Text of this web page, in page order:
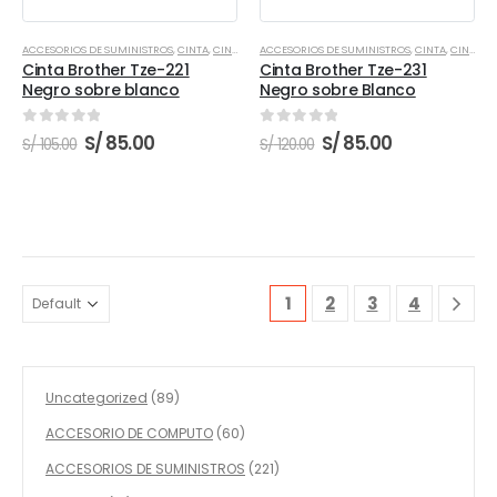
ACCESORIOS DE SUMINISTROS,CINTA,CINTA BROTHER
Cinta Brother Tze-221
Negro sobre blanco
out of 5
S/105.00 El
precio
S/85.00El
ACCESORIOS DE SUMINISTROS,CINTA,CINTA BROTHER
Cinta Brother Tze-231
Negro sobre Blanco
out of 5
S/120.00 El
precio
S/85.00El
1 2 3 4
Uncategorized 8989
productos
ACCESORIO DE COMPUTO 6060
productos
ACCESORIOS DE SUMINISTROS 221221